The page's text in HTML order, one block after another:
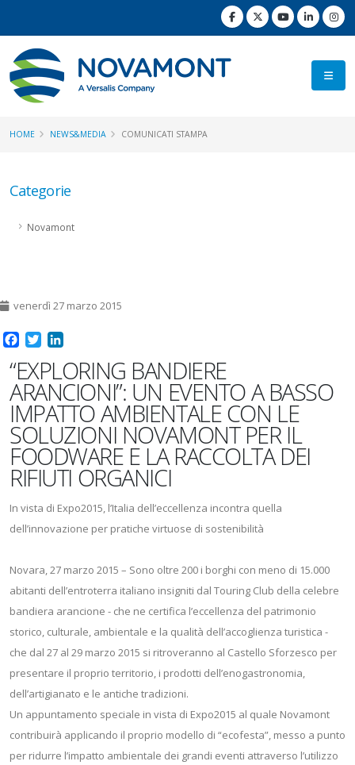
HOME NEWS&MEDIA COMUNICATI STAMPA
Categorie
Novamont
venerdì 27 marzo 2015
Facebook
Twitter
“EXPLORING BANDIERE
ARANCIONI”: UN EVENTO A BASSO
IMPATTO AMBIENTALE CON LE
SOLUZIONI NOVAMONT PER IL
FOODWARE E LA RACCOLTA DEI
RIFIUTI ORGANICI
In vista di Expo2015, l’Italia dell’eccellenza incontra quella
dell’innovazione per pratiche virtuose di sostenibilità
Novara, 27 marzo 2015 – Sono oltre 200 i borghi con meno di 15.000
abitanti dell’entroterra italiano insigniti dal Touring Club della celebre
bandiera arancione - che ne certifica l’eccellenza del patrimonio
storico, culturale, ambientale e la qualità dell’accoglienza turistica -
che dal 27 al 29 marzo 2015 si ritroveranno al Castello Sforzesco per
presentare il proprio territorio, i prodotti dell’enogastronomia,
dell’artigianato e le antiche tradizioni.
Un appuntamento speciale in vista di Expo2015 al quale Novamont
contribuirà applicando il proprio modello di “ecofesta”, messo a punto
per ridurre l’impatto ambientale dei grandi eventi attraverso l’utilizzo